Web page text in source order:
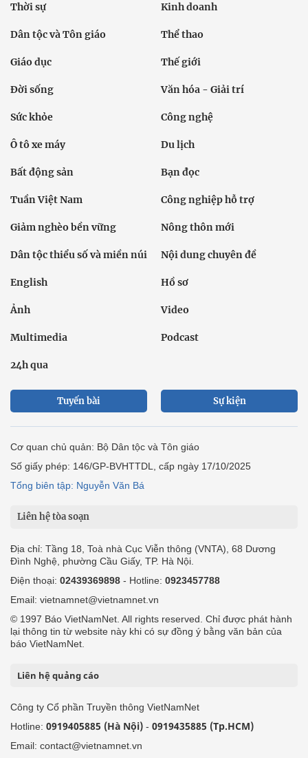
Thời sự Kinh doanh
Dân tộc và Tôn giáo Thể thao
Giáo dục Thế giới
Đời sống Văn hóa - Giải trí
Sức khỏe Công nghệ
Ô tô xe máy Du lịch
Bất động sản Bạn đọc
Tuần Việt Nam Công nghiệp hỗ trợ
Giảm nghèo bền vững Nông thôn mới
Dân tộc thiểu số và miền núi Nội dung chuyên đề
English Hồ sơ
Ảnh Video
Multimedia Podcast
24h qua
Tuyến bài Sự kiện
Cơ quan chủ quản: Bộ Dân tộc và Tôn giáo
Số giấy phép: 146/GP-BVHTTDL, cấp ngày 17/10/2025
Tổng biên tập: Nguyễn Văn Bá
Liên hệ tòa soạn
Địa chỉ: Tầng 18, Toà nhà Cục Viễn thông (VNTA), 68 Dương
Đình Nghệ, phường Cầu Giấy, TP. Hà Nội.
Điện thoại: 02439369898 - Hotline: 0923457788
Email: vietnamnet@vietnamnet.vn
© 1997 Báo VietNamNet. All rights reserved. Chỉ được phát hành
lại thông tin từ website này khi có sự đồng ý bằng văn bản của
báo VietNamNet.
Liên hệ quảng cáo
Công ty Cổ phần Truyền thông VietNamNet
Hotline: 0919405885 (Hà Nội) - 0919435885 (Tp.HCM)
Email: contact@vietnamnet.vn